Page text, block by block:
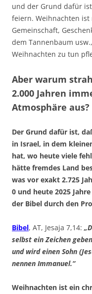
und der Grund dafür
feiern. Weihnachten ist
Gemeinschaft,
dem Tannenbaum
Weihnachten zu tun
Aber warum
2.000 Jahren
Atmosphäre aus?
Der Grund dafür ist,
in Israel, in dem
hat, wo heute viele
hätte fremdes Land
was vor exakt 2.725
0 und heute 2025
der Bibel durch den
Bibel, AT, Jesaja 7,14:
selbst ein Zeichen
und wird einen Sohn
nennen Immanuel.“
Weihnachten ist ein